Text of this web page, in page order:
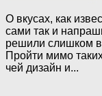
О вкусах, как
сами так и
решили слишком
Пройти мимо
чей дизайн и...